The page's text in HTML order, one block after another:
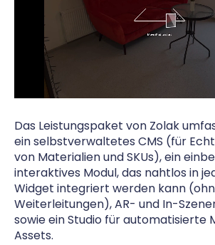
Das Leistungspaket von Zolak
ein selbstverwaltetes CMS (für
von Materialien und SKUs), ein
interaktives Modul, das nahtlos in
Widget integriert werden kann
Weiterleitungen), AR- und In-
sowie ein Studio für automatisierte
Assets.